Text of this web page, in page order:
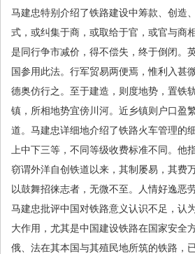
马建忠特别介绍了铁路建设中筹款、创造
式，或纠集于商，或取给于官，或官与商
是同行争市减价，得不偿失，终于倒闭。
国参用此法。行军贸易两便焉，惟利入甚
德奥仿行之。至于建造，则度地势，置铁
镇，所相地势宜傍川河。近乡镇则户口盈
道。马建忠详细地介绍了铁路火车管理的
上中下三等，不同等级收费标准不同。他
窃谓外洋自创铁道以来，其制屡易，其费
以鼓舞招徕志者，无微不至。人情好逸恶
马建忠批评中国对铁路意义认识不足，认
大作用，尤其是中国建设铁路在国家安全
俄、法在其本国与其殖民地所筑的铁路，